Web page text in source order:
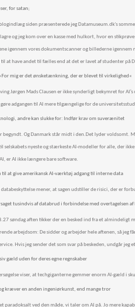
for satan;
siden præsenterede jeg Datamuseum.dk's
og jeg kom over en kasse med hulkort, hvor en
igennem vores dokumentscanner og billederne
til at have andet til fælles end at det er lavet af studenter på D
mig er det ønsketænkning, der er blevet til virkelighed«
Jørgen Mads Clausen er ikke synderligt bekymret for
adgangen til AI mere tilgængelige for de
andre kan slukke for: Indfør krav om suverænitet
begyndt. Og Danmark står midt i den.Det lyder voldsomt.
selskabets nyeste og stærkeste AI-modeller for alle, der
er AI ikke længere bare software.
til at give amerikansk AI-værktøj adgang til interne data
databeskyttelse mener, at sagen udstiller de risici, der er
tusindvis af databrud i forbindelse med overtagelsen af
søndag aften tikker der en besked ind fra et almindeligt
arbejdsom: De sidder og arbejder hele aftenen, så jeg
Hvis jeg sender det som svar på beskeden, undgår
gæld uden for deres egne regnskaber
viser, at techgiganterne gemmer enorm AI-gæld i
kræver en anden ingeniørkunst, end mange tror
paradoksalt ved den måde, vi taler om AI på. Jo mere